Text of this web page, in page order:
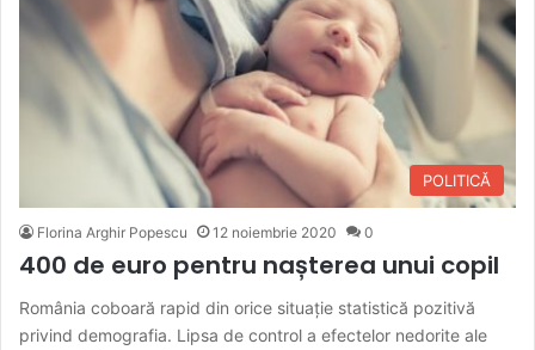
POLITICĂ
Florina Arghir Popescu 12 noiembrie 2020 0
400 de euro pentru nașterea unui copil
România coboară rapid din orice situație statistică pozitivă
privind demografia. Lipsa de control a efectelor nedorite ale